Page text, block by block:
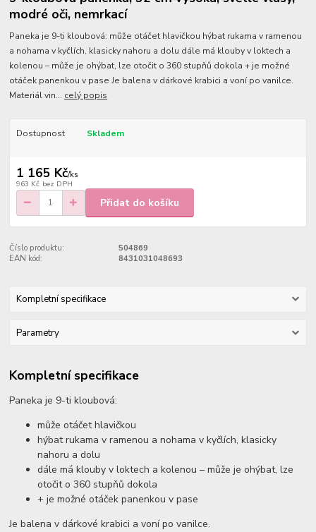
modré oči, nemrkací
Paneka je 9-ti kloubová: může otáčet hlavičkou hýbat rukama v ramenou
a nohama v kyčlích, klasicky nahoru a dolu dále má klouby v loktech a
kolenou – může je ohýbat, lze otočit o 360 stupňů dokola + je možné
otáček panenkou v pase Je balena v dárkové krabici a voní po vanilce.
Materiál vin... celý popis
Dostupnost Skladem
1 165 Kč/ks
963 Kč bez DPH
Přidat do košíku
Číslo produktu:
504869
EAN kód:
8431031048693
Kompletní specifikace
Parametry
Kompletní specifikace
Paneka je 9-ti kloubová:
může otáčet hlavičkou
hýbat rukama v ramenou a nohama v kyčlích, klasicky
nahoru a dolu
dále má klouby v loktech a kolenou – může je ohýbat, lze
otočit o 360 stupňů dokola
+ je možné otáček panenkou v pase
Je balena v dárkové krabici a voní po vanilce.